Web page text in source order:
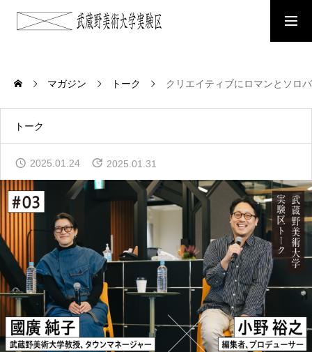
お知らせ
ABOUT
MAU SOCIAL IMPACT AWARDについて
ACCELERATION PROGRAM
アクセラレーションプログラムについて
MAGAZINE
実験区マガジン
マガジン トーク クリエイティブにロマンとソロ
トーク
2025.01.24 2025.01.31